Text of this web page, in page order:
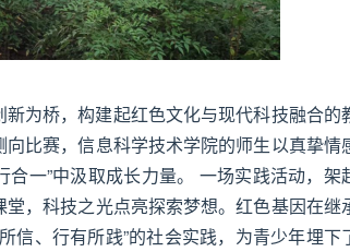
为桥，构建起红色文化与现代科技融合的
比赛，信息科学技术学院的师生以真挚情
合一”中汲取成长力量。 一场实践活动，架
，科技之光点亮探索梦想。红色基因在继
信、行有所践”的社会实践，为青少年埋下